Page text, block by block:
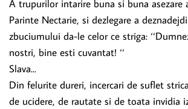
A trupurilor intarire buna si buna asezare
Parinte Nectarie, si dezlegare a
zbuciumului da-le celor ce striga:
nostri, bine esti cuvantat! ‘‘
Slava...
Din felurite dureri, incercari de suflet
de ucidere, de rautate si de toata invidia